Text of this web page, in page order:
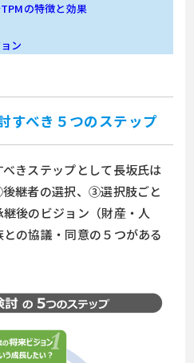
の特徴と効果
ン
すべき５つのステップ
きステップとして長坂氏は
継者の選択、③選択肢ごと
後のビジョン（財産・人
の協議・同意の５つがある